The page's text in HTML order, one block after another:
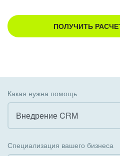
ПОЛУЧИТЬ
Какая нужна помощь
Внедрение CRM
Специализация вашего бизнеса